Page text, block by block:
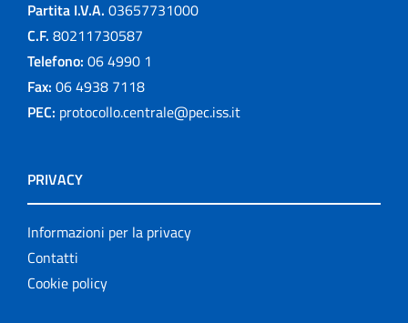
Partita I.V.A. 03657731000
C.F. 80211730587
Telefono: 06 4990 1
Fax: 06 4938 7118
PEC: protocollo.centrale@pec.iss.it
PRIVACY
Informazioni per la privacy
Contatti
Cookie policy